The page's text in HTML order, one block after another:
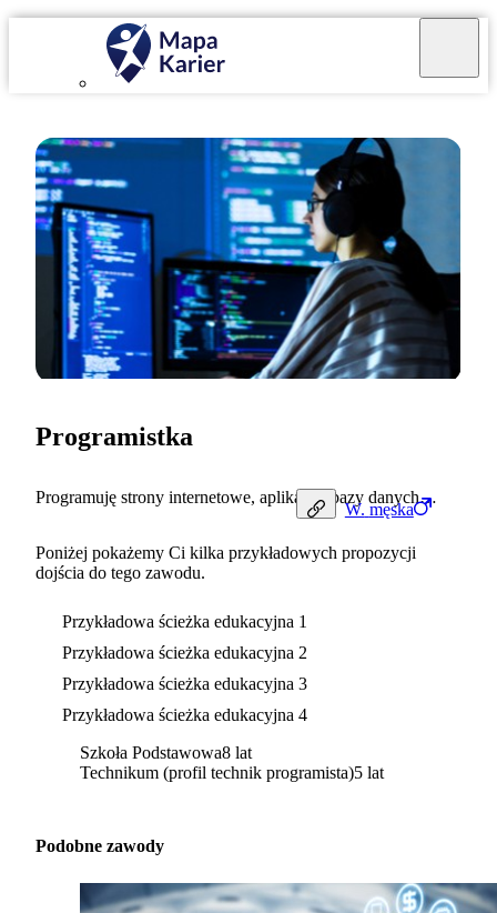
W. męska
Programistka
Programuję strony internetowe, aplikacje, bazy danych…
Poniżej pokażemy Ci kilka przykładowych propozycji
dojścia do tego zawodu.
Przykładowa ścieżka edukacyjna 1
Przykładowa ścieżka edukacyjna 2
Przykładowa ścieżka edukacyjna 3
Przykładowa ścieżka edukacyjna 4
Szkoła Podstawowa8 lat
Technikum (profil technik programista)5 lat
Podobne zawody